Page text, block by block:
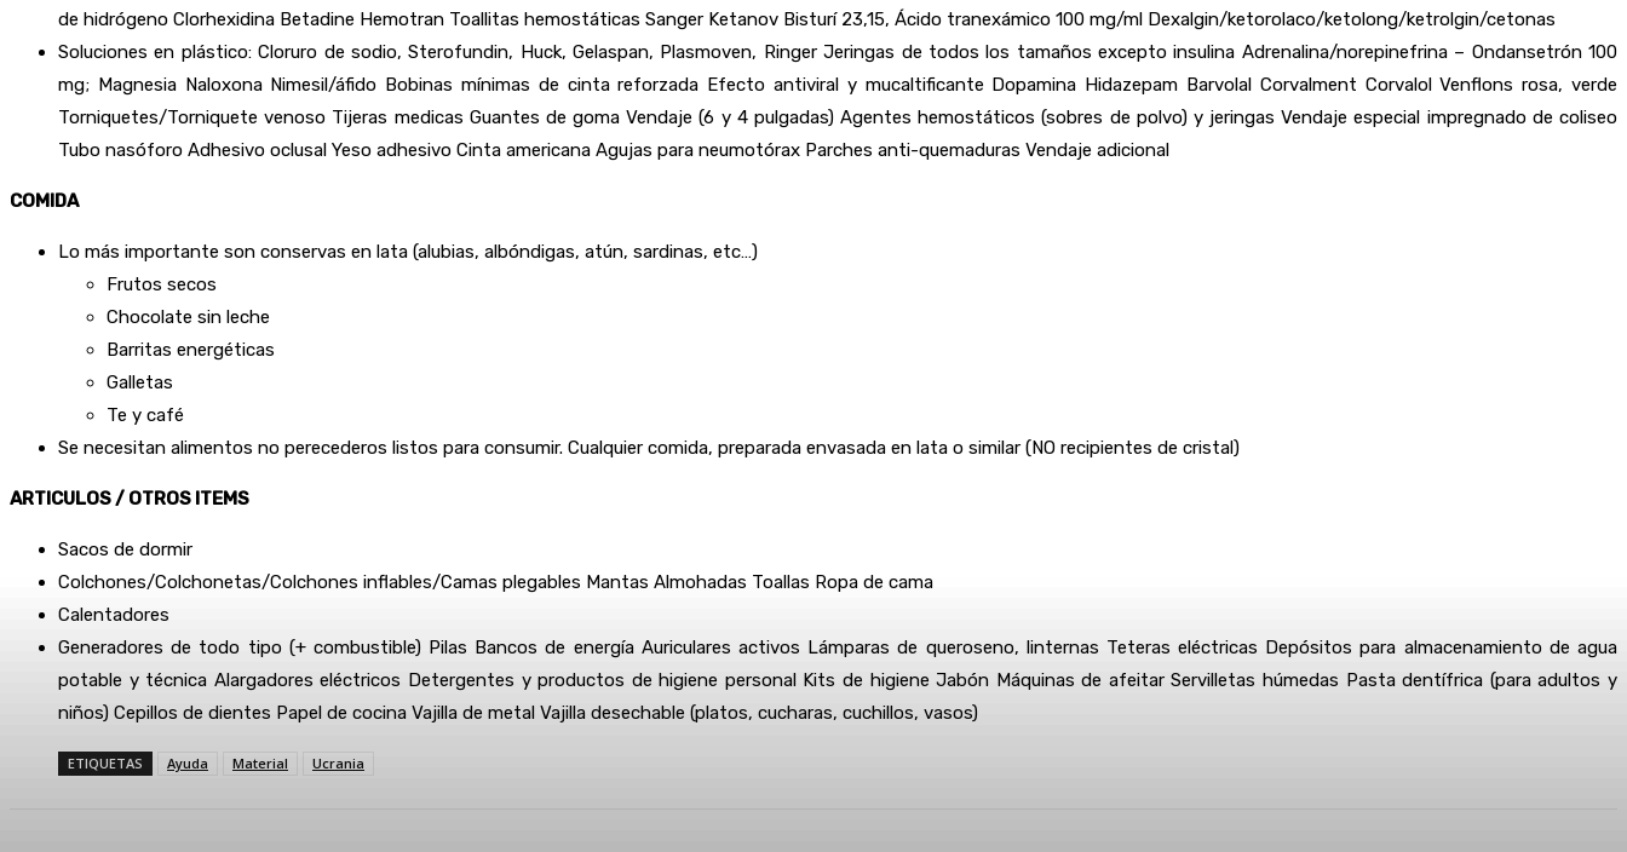
de hidrógeno Clorhexidina Betadine Hemotran Toallitas hemostáticas Sanger Ketanov Bisturí 23,15, Ácido tranexámico 100 mg/ml Dexalgin/ketorolaco/ketolong/ketrolgin/cetonas
Soluciones en plástico: Cloruro de sodio, Sterofundin, Huck, Gelaspan, Plasmoven, Ringer Jeringas de todos los tamaños excepto insulina Adrenalina/norepinefrina – Ondansetrón 100
mg; Magnesia Naloxona Nimesil/áfido Bobinas mínimas de cinta reforzada Efecto antiviral y mucaltificante Dopamina Hidazepam Barvolal Corvalment Corvalol Venflons rosa, verde
Torniquetes/Torniquete venoso Tijeras medicas Guantes de goma Vendaje (6 y 4 pulgadas) Agentes hemostáticos (sobres de polvo) y jeringas Vendaje especial impregnado de coliseo
Tubo nasóforo Adhesivo oclusal Yeso adhesivo Cinta americana Agujas para neumotórax Parches anti-quemaduras Vendaje adicional
COMIDA
Lo más importante son conservas en lata (alubias, albóndigas, atún, sardinas, etc…)
Frutos secos
Chocolate sin leche
Barritas energéticas
Galletas
Te y café
Se necesitan alimentos no perecederos listos para consumir. Cualquier comida, preparada envasada en lata o similar (NO recipientes de cristal)
ARTICULOS/ OTROS ITEMS
Sacos de dormir
Colchones/Colchonetas/Сolchones inflables/Camas plegables Mantas Almohadas Toallas Ropa de cama
Calentadores
Generadores de todo tipo (+ combustible) Pilas Bancos de energía Auriculares activos Lámparas de queroseno, linternas Teteras eléctricas Depósitos para almacenamiento de agua
potable y técnica Alargadores eléctricos Detergentes y productos de higiene personal Kits de higiene Jabón Máquinas de afeitar Servilletas húmedas Pasta dentífrica (para adultos y
niños) Cepillos de dientes Papel de cocina Vajilla de metal Vajilla desechable (platos, cucharas, cuchillos, vasos)
ETIQUETAS Ayuda Material Ucrania